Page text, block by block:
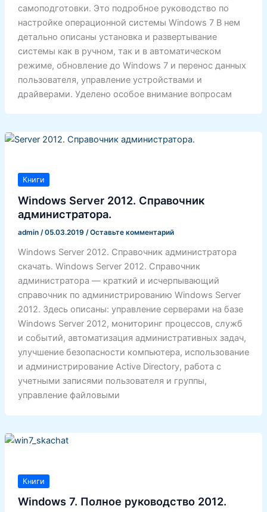
самоподготовки. Это подробное руководство по
настройке операционной системы Windows 7 В нем
детально описаны установка и развертывание
системы как в ручном, так и в автоматическом
режиме, обновление до Windows 7 и перенос данных
пользователя, управление устройствами и
драйверами. Уделено особое внимание вопросам
Книги
Windows Server 2012. Справочник
администратора.
admin /05.03.2019 /Оставьте комментарий
Windows Server 2012. Справочник администратора
скачать. Windows Server 2012. Справочник
администратора — краткий и исчерпывающий
справочник по администрированию Windows Server
2012. Здесь описаны: управление серверами на базе
Windows Server 2012, мониторинг процессов, служб
и событий, автоматизация административных задач,
улучшение безопасности компьютера, использование
и администрирование Active Directory, работа с
учетными записями пользователя и группы,
управление файловыми
Книги
Windows 7. Полное руководство 2012.